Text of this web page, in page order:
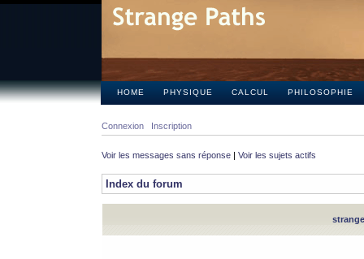
HOME PHYSIQUE CALCUL PHILOSOPHIE
Connexion Inscription
Voir les messages sans réponse | Voir les sujets actifs
Index du forum